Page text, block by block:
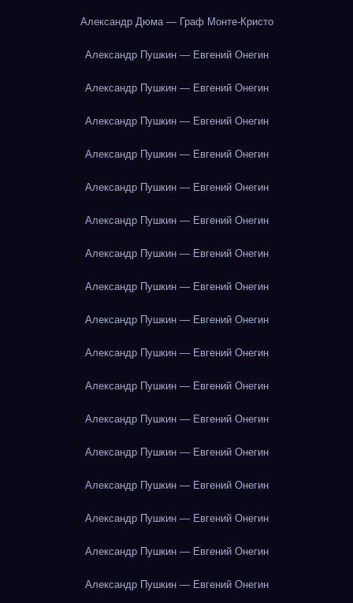
Александр Дюма — Граф Монте-Кристо
Александр Пушкин — Евгений Онегин
Александр Пушкин — Евгений Онегин
Александр Пушкин — Евгений Онегин
Александр Пушкин — Евгений Онегин
Александр Пушкин — Евгений Онегин
Александр Пушкин — Евгений Онегин
Александр Пушкин — Евгений Онегин
Александр Пушкин — Евгений Онегин
Александр Пушкин — Евгений Онегин
Александр Пушкин — Евгений Онегин
Александр Пушкин — Евгений Онегин
Александр Пушкин — Евгений Онегин
Александр Пушкин — Евгений Онегин
Александр Пушкин — Евгений Онегин
Александр Пушкин — Евгений Онегин
Александр Пушкин — Евгений Онегин
Александр Пушкин — Евгений Онегин